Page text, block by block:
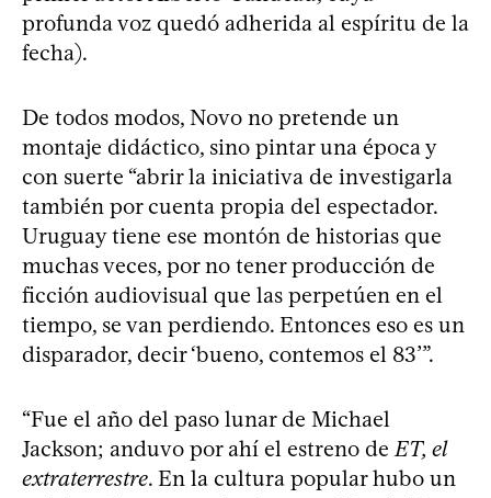
profunda voz quedó adherida al espíritu de la
fecha).
De todos modos, Novo no pretende un
montaje didáctico, sino pintar una época y
con suerte “abrir la iniciativa de investigarla
también por cuenta propia del espectador.
Uruguay tiene ese montón de historias que
muchas veces, por no tener producción de
ficción audiovisual que las perpetúen en el
tiempo, se van perdiendo. Entonces eso es un
disparador, decir ‘bueno, contemos el 83’”.
“Fue el año del paso lunar de Michael
Jackson; anduvo por ahí el estreno deET, el
extraterrestre. En la cultura popular hubo un